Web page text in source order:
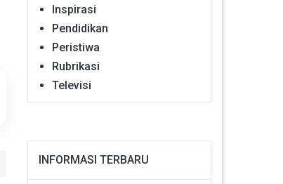
Inspirasi
Pendidikan
Peristiwa
Rubrikasi
Televisi
INFORMASI TERBARU